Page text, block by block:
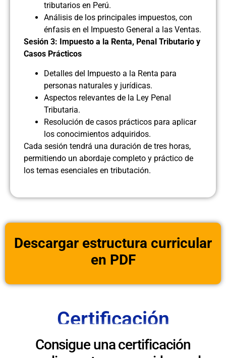
tributarios en Perú.
Análisis de los principales impuestos, con
énfasis en el Impuesto General a las Ventas.
Sesión 3: Impuesto a la Renta, Penal Tributario y
Casos Prácticos
Detalles del Impuesto a la Renta para
personas naturales y jurídicas.
Aspectos relevantes de la Ley Penal
Tributaria.
Resolución de casos prácticos para aplicar
los conocimientos adquiridos.
Cada sesión tendrá una duración de tres horas,
permitiendo un abordaje completo y práctico de
los temas esenciales en tributación.
Descargar estructura curricular
en PDF
Certificación
Consigue una certificación